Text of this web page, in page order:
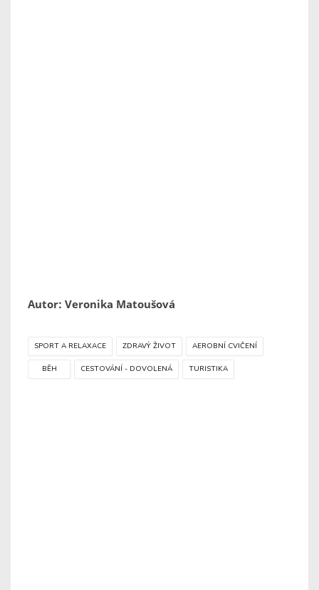
Autor: Veronika Matoušová
SPORT A RELAXACE ZDRAVÝ ŽIVOT AEROBNÍ CVIČENÍ
BĚH CESTOVÁNÍ - DOVOLENÁ TURISTIKA